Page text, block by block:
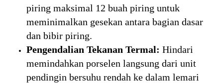
piring maksimal 12 buah piring untuk
meminimalkan gesekan antara bagian dasar
dan bibir piring.
Pengendalian Tekanan Termal: Hindari
memindahkan porselen langsung dari unit
pendingin bersuhu rendah ke dalam lemari